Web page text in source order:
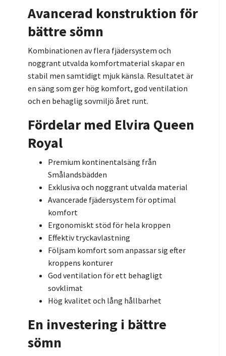
Avancerad konstruktion för
bättre sömn
Kombinationen av flera fjädersystem och
noggrant utvalda komfortmaterial skapar en
stabil men samtidigt mjuk känsla. Resultatet är
en säng som ger hög komfort, god ventilation
och en behaglig sovmiljö året runt.
Fördelar med Elvira Queen
Royal
Premium kontinentalsäng från
Smålandsbädden
Exklusiva och noggrant utvalda material
Avancerade fjädersystem för optimal
komfort
Ergonomiskt stöd för hela kroppen
Effektiv tryckavlastning
Följsam komfort som anpassar sig efter
kroppens konturer
God ventilation för ett behagligt
sovklimat
Hög kvalitet och lång hållbarhet
En investering i bättre
sömn